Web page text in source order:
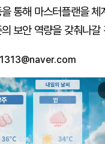
통해 마스터플랜을 체
보안 역량을 갖춰나갈